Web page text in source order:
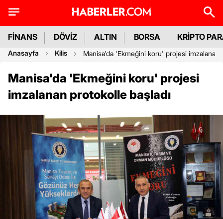
FİNANS DÖVİZ ALTIN BORSA KRİPTO
Anasayfa Kilis Manisa'da 'Ekmeğini koru' projesi imzalanan
Manisa'da 'Ekmeğini koru' projesi
imzalanan protokolle başladı